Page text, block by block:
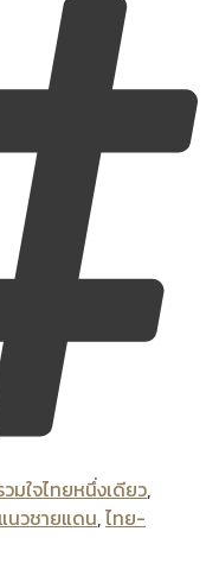
วมใจไทยหนึ่งเดียว,
นวชายแดน,ไทย-